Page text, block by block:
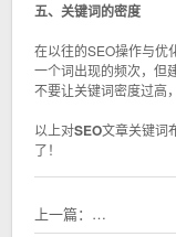
五、关键词的密度
在以往的SEO操作与优
一个词出现的频次，但
不要让关键词密度过高
以上对SEO文章关键词
了！
上一篇：
SEO网站内